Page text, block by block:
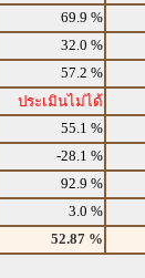
69.9 %
32.0 %
57.2 %
ประเมินไม่ได้
55.1 %
-28.1 %
92.9 %
3.0 %
52.87 %